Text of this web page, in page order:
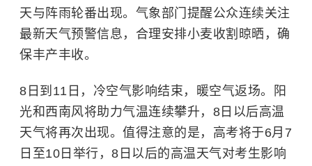
天与阵雨轮番出现。气象部门提醒公众连续关注
最新天气预警信息，合理安排小麦收割晾晒，确
保丰产丰收。
8日到11日，冷空气影响结束，暖空气返场。阳
光和西南风将助力气温连续攀升，8日以后高温
天气将再次出现。值得注意的是，高考将于6月7
日至10日举行，8日以后的高温天气对考生影响